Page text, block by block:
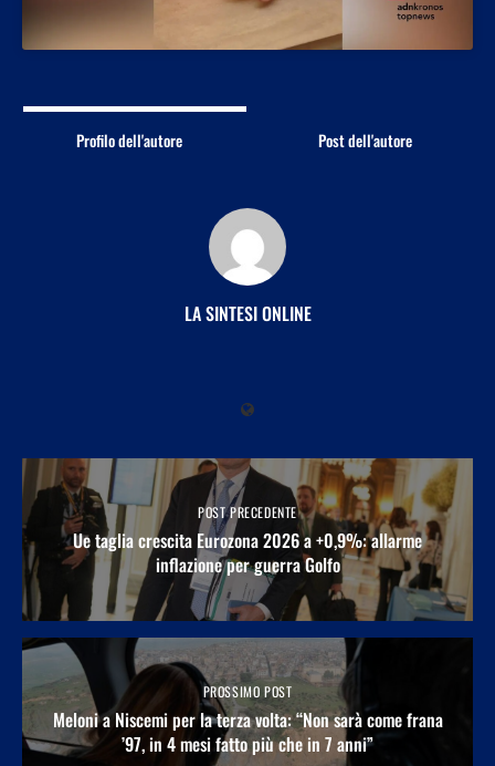
Profilo dell'autore Post dell'autore
LA SINTESI ONLINE
POST PRECEDENTE
Ue taglia crescita Eurozona 2026 a +0,9%: allarme
inflazione per guerra Golfo
PROSSIMO POST
Meloni a Niscemi per la terza volta: “Non sarà come frana
’97, in 4 mesi fatto più che in 7 anni”